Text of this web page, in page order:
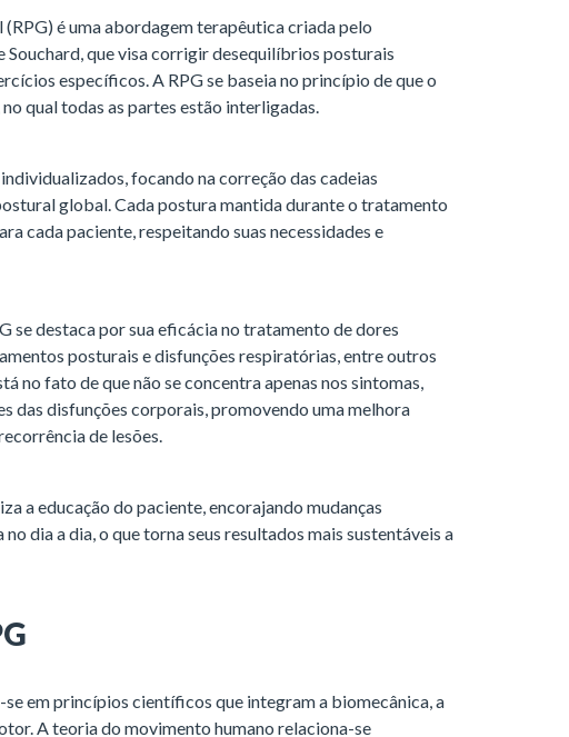
é uma abordagem terapêutica criada pelo
que visa corrigir desequilíbrios posturais
específicos. A RPG se baseia no princípio de que o
qual todas as partes estão interligadas.
focando na correção das cadeias
global. Cada postura mantida durante o tratamento
cada paciente, respeitando suas necessidades e
se destaca por sua eficácia no tratamento de dores
posturais e disfunções respiratórias, entre outros
no fato de que não se concentra apenas nos sintomas,
das disfunções corporais, promovendo uma melhora
de lesões.
a educação do paciente, encorajando mudanças
dia a dia, o que torna seus resultados mais sustentáveis a
em princípios científicos que integram a biomecânica, a
A teoria do movimento humano relaciona-se